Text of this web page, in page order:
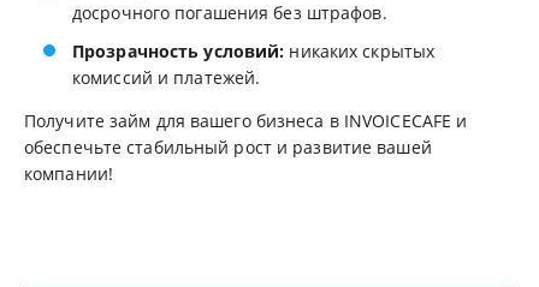
досрочного погашения без штрафов.
Прозрачность условий: никаких скрытых
комиссий и платежей.
Получите займ для вашего бизнеса в INVOICECAFE и
обеспечьте стабильный рост и развитие вашей
компании!